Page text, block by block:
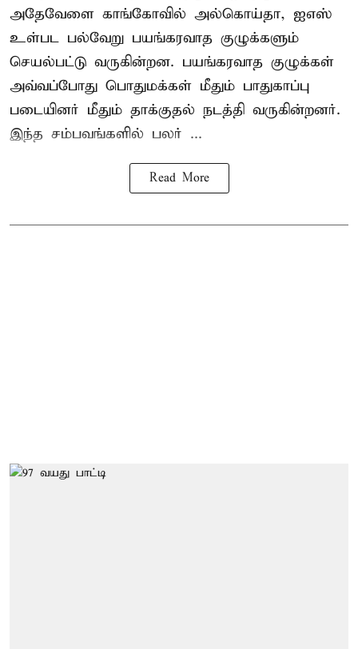
அதேவேளை காங்கோவில் அல்கொய்தா, ஐஎஸ்
உள்பட பல்வேறு பயங்கரவாத குழுக்களும்
செயல்பட்டு வருகின்றன. பயங்கரவாத குழுக்கள்
அவ்வப்போது பொதுமக்கள் மீதும் பாதுகாப்பு
படையினர் மீதும் தாக்குதல் நடத்தி வருகின்றனர்.
இந்த சம்பவங்களில் பலர் ...
Read More